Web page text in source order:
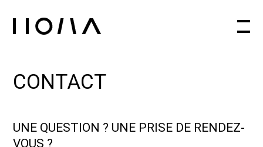
CONTACT
UNE QUESTION ? UNE PRISE DE RENDEZ-
VOUS ?